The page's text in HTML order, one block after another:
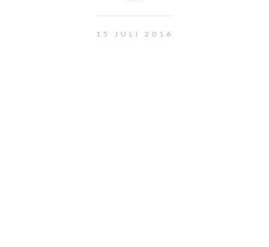
15 JULI 2016